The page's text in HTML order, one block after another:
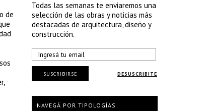
de
Todas las semanas te enviaremos una
selección de las obras y noticias más
destacadas de arquitectura, diseño y
construcción.
DESUSCRIBITE
SUSCRIBIRSE
NAVEGÁ POR TIPOLOGÍAS